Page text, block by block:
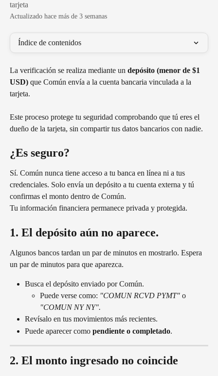
tarjeta
Actualizado hace más de 3 semanas
Índice de contenidos
La verificación se realiza mediante un depósito (menor de $1
USD) que Común envía a la cuenta bancaria vinculada a la
tarjeta.
Este proceso protege tu seguridad comprobando que tú eres el
dueño de la tarjeta, sin compartir tus datos bancarios con nadie.
¿Es seguro?
Sí. Común nunca tiene acceso a tu banca en línea ni a tus
credenciales. Solo envía un depósito a tu cuenta externa y tú
confirmas el monto dentro de Común.
Tu información financiera permanece privada y protegida.
1. El depósito aún no aparece.
Algunos bancos tardan un par de minutos en mostrarlo. Espera
un par de minutos para que aparezca.
Busca el depósito enviado por Común.
Puede verse como: "COMUN RCVD PYMT" o
"COMUN NY NY".
Revísalo en tus movimientos más recientes.
Puede aparecer como pendiente o completado.
2. El monto ingresado no coincide